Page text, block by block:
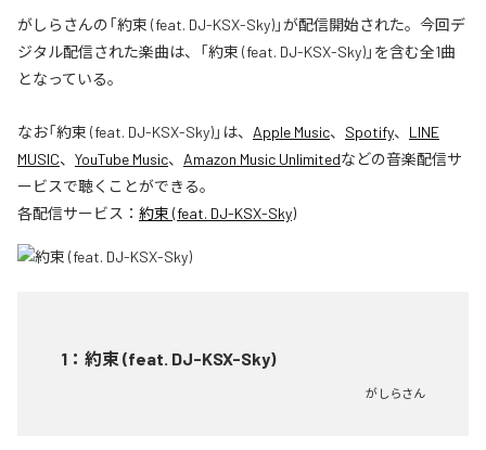
がしらさんの「約束 (feat. DJ-KSX-Sky)」が配信開始された。今回デ
ジタル配信された楽曲は、「約束 (feat. DJ-KSX-Sky)」を含む全1曲
となっている。
なお「約束 (feat. DJ-KSX-Sky)」は、 Apple Music、 Spotify、 LINE
MUSIC、 YouTube Music、 Amazon Music Unlimitedなどの音楽配信サ
ービスで聴くことができる。
各配信サービス： 約束 (feat. DJ-KSX-Sky)
1 ： 約束 (feat. DJ-KSX-Sky)
がしらさん